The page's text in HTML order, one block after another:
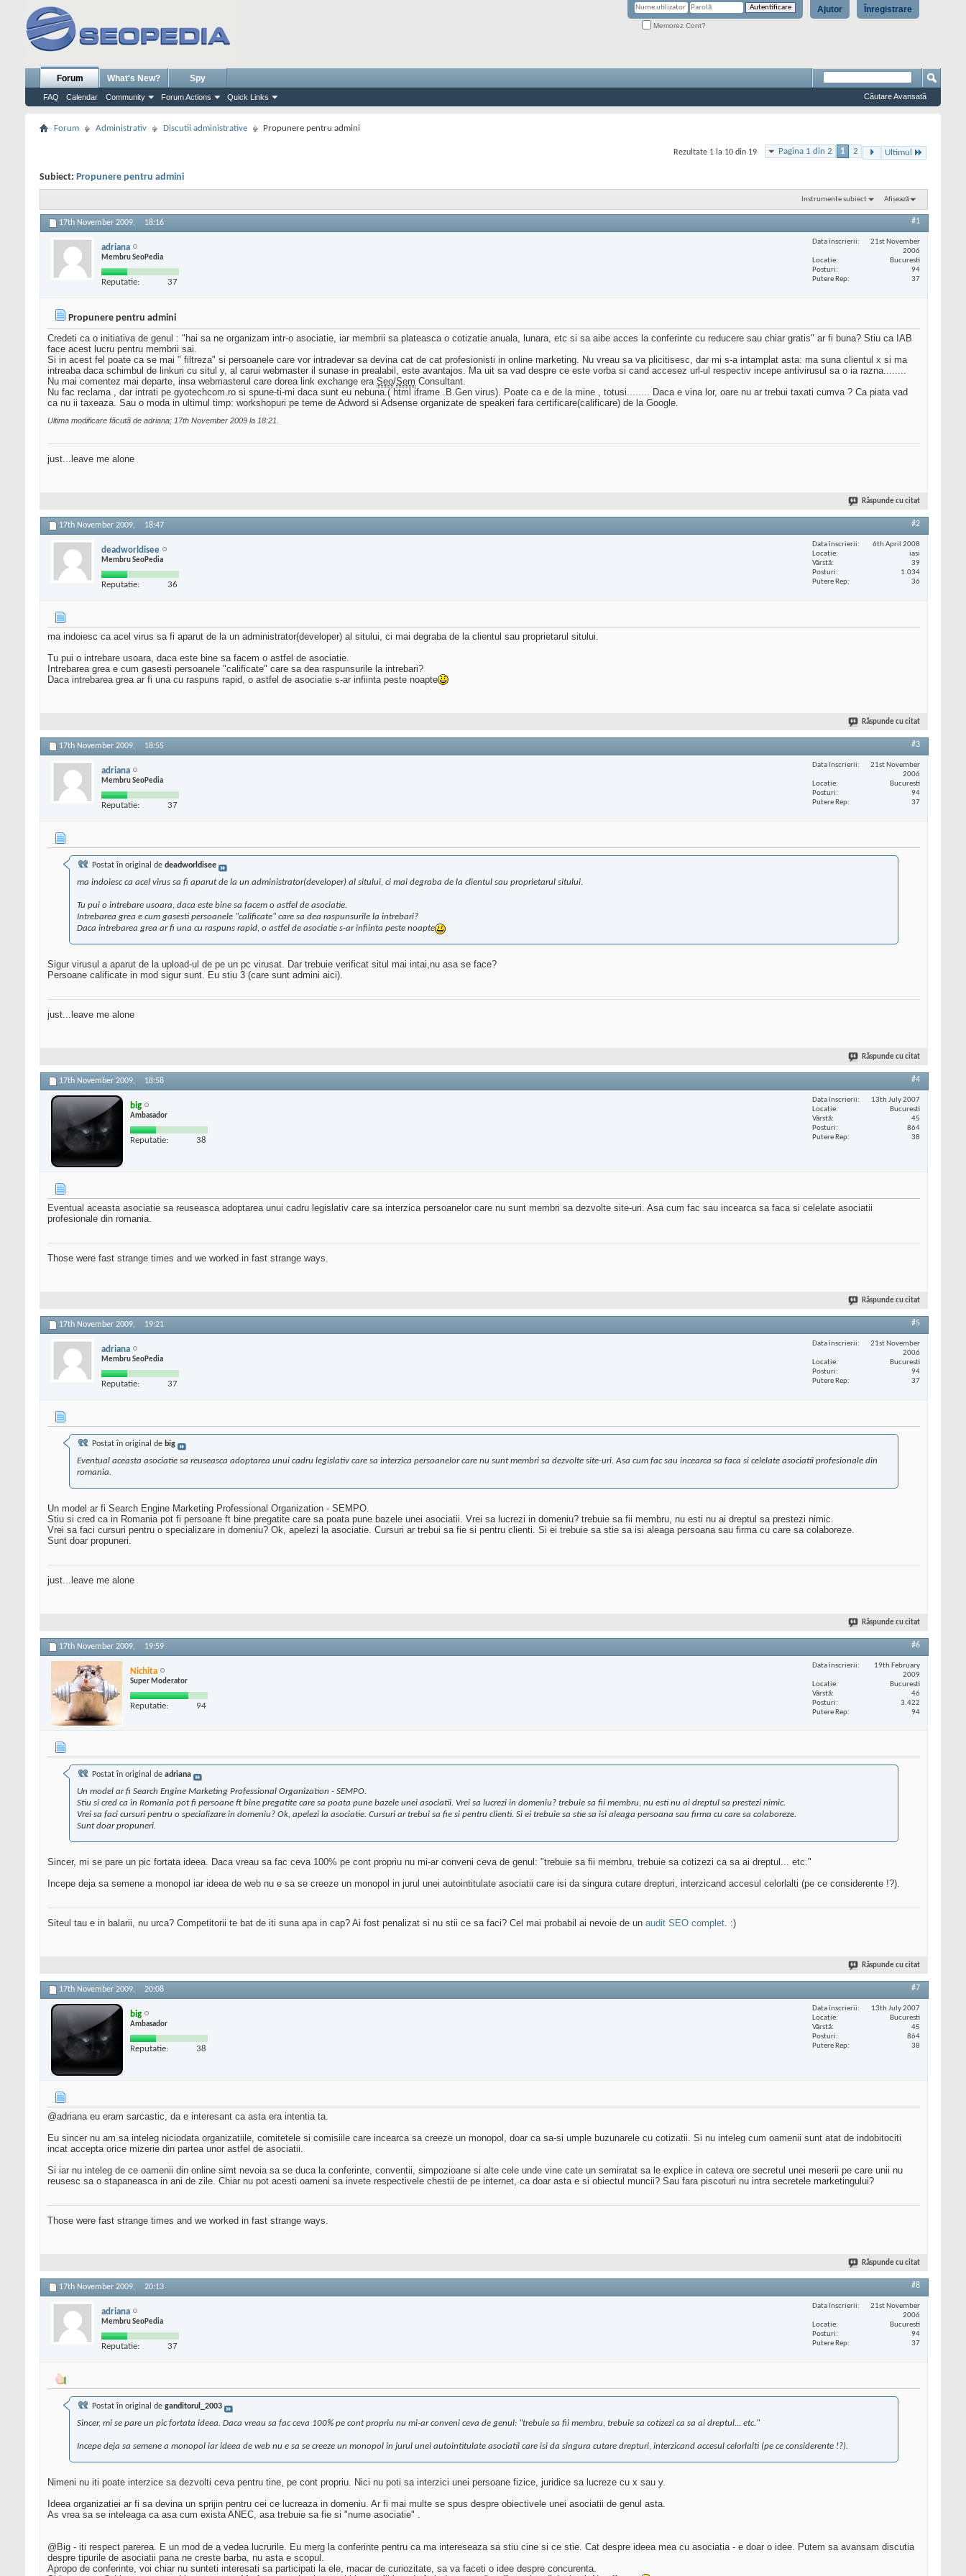
Înregistrare
Ajutor
Memorez Cont?
Forum
FAQ Calendar Community Forum Actions Quick Links
What's New? Spy
Căutare Avansată
Forum Administrativ Discutii administrative Propunere pentru admini
Pagina 1 din 2 1 2 Ultimul
Rezultate 1 la 10 din 19
Subiect: Propunere pentru admini
Instrumente subiect Afișează
17th November 2009, 18:16 #1
adriana
Membru SeoPedia
Reputatie: 37
Data înscrierii
21st November
2006
Locaţie
Bucuresti
Posturi
94
Putere Rep
37
Propunere pentru admini
Credeti ca o initiativa de genul : "hai sa ne organizam intr-o asociatie, iar membrii sa plateasca o cotizatie anuala, lunara, etc si sa aibe acces la conferinte cu reducere sau chiar gratis" ar fi buna? Stiu ca IAB
face acest lucru pentru membrii sai.
Si in acest fel poate ca se mai " filtreza" si persoanele care vor intradevar sa devina cat de cat profesionisti in online marketing. Nu vreau sa va plicitisesc, dar mi s-a intamplat asta: ma suna clientul x si ma
intreaba daca schimbul de linkuri cu situl y, al carui webmaster il sunase in prealabil, este avantajos. Ma uit sa vad despre ce este vorba si cand accesez url-ul respectiv incepe antivirusul sa o ia razna........
Nu mai comentez mai departe, insa webmasterul care dorea link exchange era Seo/Sem Consultant.
Nu fac reclama , dar intrati pe gyotechcom.ro si spune-ti-mi daca sunt eu nebuna.( html iframe .B.Gen virus). Poate ca e de la mine , totusi........ Daca e vina lor, oare nu ar trebui taxati cumva ? Ca piata vad
ca nu ii taxeaza. Sau o moda in ultimul timp: workshopuri pe teme de Adword si Adsense organizate de speakeri fara certificare(calificare) de la Google.
Ultima modificare făcută de adriana; 17th November 2009 la 18:21
just...leave me alone
Răspunde cu citat
17th November 2009, 18:47 #2
deadworldisee
Membru SeoPedia
Reputatie: 36
Data înscrierii
6th April 2008
Locaţie
iasi
Vârstă
39
Posturi
1.034
Putere Rep
36
ma indoiesc ca acel virus sa fi aparut de la un administrator(developer) al sitului, ci mai degraba de la clientul sau proprietarul sitului.
Tu pui o intrebare usoara, daca este bine sa facem o astfel de asociatie.
Intrebarea grea e cum gasesti persoanele "calificate" care sa dea raspunsurile la intrebari?
Daca intrebarea grea ar fi una cu raspuns rapid, o astfel de asociatie s-ar infiinta peste noapte
Răspunde cu citat
17th November 2009, 18:55 #3
adriana
Membru SeoPedia
Reputatie: 37
Data înscrierii
21st November
2006
Locaţie
Bucuresti
Posturi
94
Putere Rep
37
Postat în original de deadworldisee
ma indoiesc ca acel virus sa fi aparut de la un administrator(developer) al sitului, ci mai degraba de la clientul sau proprietarul sitului.
Tu pui o intrebare usoara, daca este bine sa facem o astfel de asociatie.
Intrebarea grea e cum gasesti persoanele "calificate" care sa dea raspunsurile la intrebari?
Daca intrebarea grea ar fi una cu raspuns rapid, o astfel de asociatie s-ar infiinta peste noapte
Sigur virusul a aparut de la upload-ul de pe un pc virusat. Dar trebuie verificat situl mai intai,nu asa se face?
Persoane calificate in mod sigur sunt. Eu stiu 3 (care sunt admini aici).
just...leave me alone
Răspunde cu citat
17th November 2009, 18:58 #4
big
Ambasador
Reputatie: 38
Data înscrierii
13th July 2007
Locaţie
Bucuresti
Vârstă
45
Posturi
864
Putere Rep
38
Eventual aceasta asociatie sa reuseasca adoptarea unui cadru legislativ care sa interzica persoanelor care nu sunt membri sa dezvolte site-uri. Asa cum fac sau incearca sa faca si celelate asociatii
profesionale din romania.
Those were fast strange times and we worked in fast strange ways.
Răspunde cu citat
17th November 2009, 19:21 #5
adriana
Membru SeoPedia
Reputatie: 37
Data înscrierii
21st November
2006
Locaţie
Bucuresti
Posturi
94
Putere Rep
37
Postat în original de big
Eventual aceasta asociatie sa reuseasca adoptarea unui cadru legislativ care sa interzica persoanelor care nu sunt membri sa dezvolte site-uri. Asa cum fac sau incearca sa faca si celelate asociatii profesionale din
romania.
Un model ar fi Search Engine Marketing Professional Organization - SEMPO.
Stiu si cred ca in Romania pot fi persoane ft bine pregatite care sa poata pune bazele unei asociatii. Vrei sa lucrezi in domeniu? trebuie sa fii membru, nu esti nu ai dreptul sa prestezi nimic.
Vrei sa faci cursuri pentru o specializare in domeniu? Ok, apelezi la asociatie. Cursuri ar trebui sa fie si pentru clienti. Si ei trebuie sa stie sa isi aleaga persoana sau firma cu care sa colaboreze.
Sunt doar propuneri.
just...leave me alone
Răspunde cu citat
17th November 2009, 19:59 #6
Nichita
Super Moderator
Reputatie: 94
Data înscrierii
19th February
2009
Locaţie
Bucuresti
Vârstă
46
Posturi
3.422
Putere Rep
94
Postat în original de adriana
Un model ar fi Search Engine Marketing Professional Organization - SEMPO.
Stiu si cred ca in Romania pot fi persoane ft bine pregatite care sa poata pune bazele unei asociatii. Vrei sa lucrezi in domeniu? trebuie sa fii membru, nu esti nu ai dreptul sa prestezi nimic.
Vrei sa faci cursuri pentru o specializare in domeniu? Ok, apelezi la asociatie. Cursuri ar trebui sa fie si pentru clienti. Si ei trebuie sa stie sa isi aleaga persoana sau firma cu care sa colaboreze.
Sunt doar propuneri.
Sincer, mi se pare un pic fortata ideea. Daca vreau sa fac ceva 100% pe cont propriu nu mi-ar conveni ceva de genul: "trebuie sa fii membru, trebuie sa cotizezi ca sa ai dreptul... etc."
Incepe deja sa semene a monopol iar ideea de web nu e sa se creeze un monopol in jurul unei autointitulate asociatii care isi da singura cutare drepturi, interzicand accesul celorlalti (pe ce considerente !?).
Siteul tau e in balarii, nu urca? Competitorii te bat de iti suna apa in cap? Ai fost penalizat si nu stii ce sa faci? Cel mai probabil ai nevoie de un audit SEO complet. :)
Răspunde cu citat
17th November 2009, 20:08 #7
big
Ambasador
Reputatie: 38
Data înscrierii
13th July 2007
Locaţie
Bucuresti
Vârstă
45
Posturi
864
Putere Rep
38
@adriana eu eram sarcastic, da e interesant ca asta era intentia ta.
Eu sincer nu am sa inteleg niciodata organizatiile, comitetele si comisiile care incearca sa creeze un monopol, doar ca sa-si umple buzunarele cu cotizatii. Si nu inteleg cum oamenii sunt atat de indobitociti
incat accepta orice mizerie din partea unor astfel de asociatii.
Si iar nu inteleg de ce oamenii din online simt nevoia sa se duca la conferinte, conventii, simpozioane si alte cele unde vine cate un semiratat sa le explice in cateva ore secretul unei meserii pe care unii nu
reusesc sa o stapaneasca in ani de zile. Chiar nu pot acesti oameni sa invete respectivele chestii de pe internet, ca doar asta e si obiectul muncii? Sau fara piscoturi nu intra secretele marketingului?
Those were fast strange times and we worked in fast strange ways.
Răspunde cu citat
17th November 2009, 20:13 #8
adriana
Membru SeoPedia
Reputatie: 37
Data înscrierii
21st November
2006
Locaţie
Bucuresti
Posturi
94
Putere Rep
37
Postat în original de ganditorul_2003
Sincer, mi se pare un pic fortata ideea. Daca vreau sa fac ceva 100% pe cont propriu nu mi-ar conveni ceva de genul: "trebuie sa fii membru, trebuie sa cotizezi ca sa ai dreptul... etc."
Incepe deja sa semene a monopol iar ideea de web nu e sa se creeze un monopol in jurul unei autointitulate asociatii care isi da singura cutare drepturi, interzicand accesul celorlalti (pe ce considerente !?).
Nimeni nu iti poate interzice sa dezvolti ceva pentru tine, pe cont propriu. Nici nu poti sa interzici unei persoane fizice, juridice sa lucreze cu x sau y.
Ideea organizatiei ar fi sa devina un sprijin pentru cei ce lucreaza in domeniu. Ar fi mai multe se spus despre obiectivele unei asociatii de genul asta.
As vrea sa se inteleaga ca asa cum exista ANEC, asa trebuie sa fie si "nume asociatie" .
@Big - iti respect parerea. E un mod de a vedea lucrurile. Eu merg la conferinte pentru ca ma intereseaza sa stiu cine si ce stie. Cat despre ideea mea cu asociatia - e doar o idee. Putem sa avansam discutia
despre tipurile de asociatii pana ne creste barba, nu asta e scopul.
Apropo de conferinte, voi chiar nu sunteti interesati sa participati la ele, macar de curiozitate, sa va faceti o idee despre concurenta.